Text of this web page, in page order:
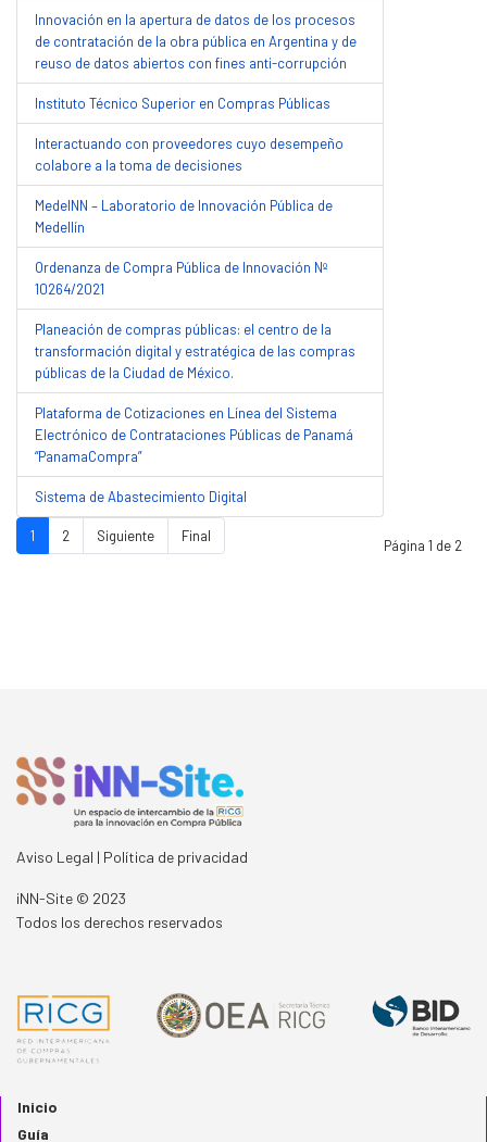
Innovación en la apertura de datos de los procesos
de contratación de la obra pública en Argentina y de
reuso de datos abiertos con fines anti-corrupción
Instituto Técnico Superior en Compras Públicas
Interactuando con proveedores cuyo desempeño
colabore a la toma de decisiones
MedeINN – Laboratorio de Innovación Pública de
Medellín
Ordenanza de Compra Pública de Innovación Nº
10264/2021
Planeación de compras públicas: el centro de la
transformación digital y estratégica de las compras
públicas de la Ciudad de México.
Plataforma de Cotizaciones en Línea del Sistema
Electrónico de Contrataciones Públicas de Panamá
“PanamaCompra”
Sistema de Abastecimiento Digital
Página 1 de 2
1 2 Siguiente Final
Aviso Legal | Política de privacidad
iNN-Site © 2023
Todos los derechos reservados
Inicio
Guía